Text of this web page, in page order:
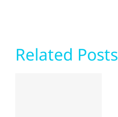
Related Posts